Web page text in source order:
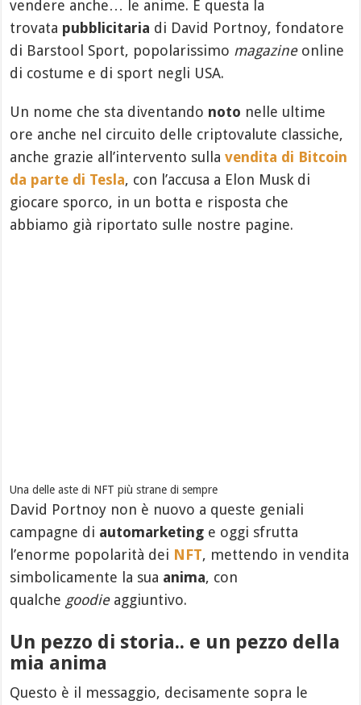
vendere anche… le anime. È questa la
trovata pubblicitaria di David Portnoy, fondatore
di Barstool Sport, popolarissimo magazineonline
di costume e di sport negli USA.
Un nome che sta diventando noto nelle ultime
ore anche nel circuito delle criptovalute classiche,
anche grazie all’intervento sullavendita di Bitcoin
da parte di Tesla, con l’accusa a Elon Musk di
giocare sporco, in un botta e risposta che
abbiamo già riportato sulle nostre pagine.
Una delle aste di NFT più strane di sempre
David Portnoy non è nuovo a queste geniali
campagne di automarketing e oggi sfrutta
l’enorme popolarità dei NFT, mettendo in vendita
simbolicamente la sua anima, con
qualche goodieaggiuntivo.
Un pezzo di storia.. e un pezzo della
mia anima
Questo è il messaggio, decisamente sopra le